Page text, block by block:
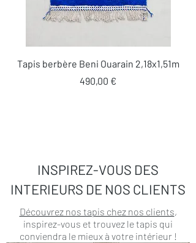
Tapis berbère Beni Ouarain 2,18x1,51m
Prix
490,00 €
INSPIREZ-VOUS DES
INTERIEURS DE NOS CLIENTS
Découvrez nos tapis chez nos clients,
inspirez-vous et trouvez le tapis qui
conviendra le mieux à votre intérieur !